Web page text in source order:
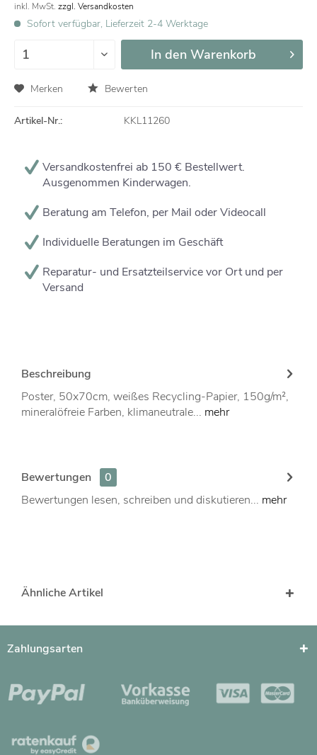
inkl. MwSt. zzgl. Versandkosten
Sofort verfügbar, Lieferzeit 2-4 Werktage
In den Warenkorb
Merken Bewerten
Artikel-Nr.: KKL11260
Versandkostenfrei ab 150 € Bestellwert.
Ausgenommen Kinderwagen.
Beratung am Telefon, per Mail oder Videocall
Individuelle Beratungen im Geschäft
Reparatur- und Ersatzteilservice vor Ort und per
Versand
Beschreibung
Poster, 50x70cm, weißes Recycling-Papier, 150g/m²,
mineralöfreie Farben, klimaneutrale... mehr
Bewertungen
0
Bewertungen lesen, schreiben und diskutieren... mehr
Ähnliche Artikel
Zahlungsarten